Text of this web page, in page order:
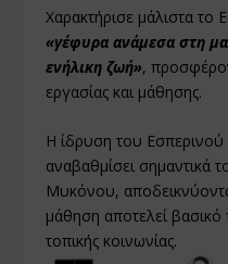
Χαρακτήρισε μάλιστα το
«γέφυρα ανάμεσα στη
ενήλικη ζωή»,
εργασίας και μάθησης.
Η ίδρυση του Εσπερινού
αναβαθμίσει σημαντικά
Μυκόνου,
μάθηση αποτελεί
τοπικής κοινωνίας.